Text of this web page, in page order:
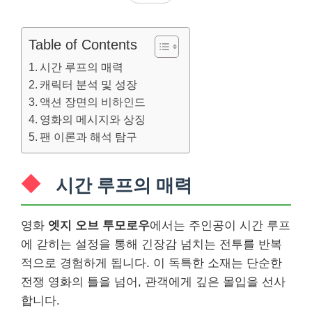
Table of Contents
시간 루프의 매력
캐릭터 분석 및 성장
액션 장면의 비하인드
영화의 메시지와 상징
팬 이론과 해석 탐구
시간 루프의 매력
영화 엣지 오브 투모로우에서는 주인공이 시간 루프
에 갇히는 설정을 통해 긴장감 넘치는 전투를 반복
적으로 경험하게 됩니다. 이 독특한 소재는 단순한
전쟁 영화의 틀을 넘어, 관객에게 깊은 몰입을 선사
합니다.